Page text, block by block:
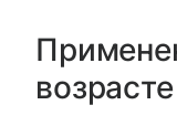
возрасте